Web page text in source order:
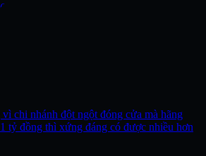
chi nhánh đột ngột đóng cửa mà hãng
tỷ đồng thì xứng đáng có được nhiều hơn